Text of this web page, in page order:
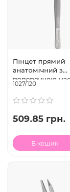
Пінцет прямий
анатомічний з
поперечною
закругленими
Taylor, 12 см,
(Італія)
1027/120
509.85 грн.
В кошик